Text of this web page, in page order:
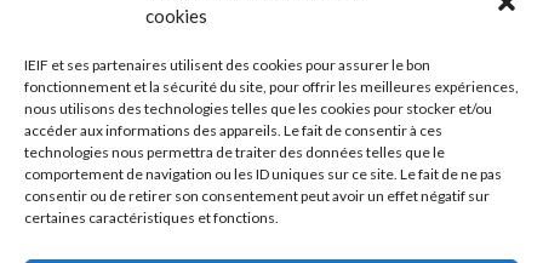
cookies
IEIF et ses partenaires utilisent des cookies pour assurer le bon
fonctionnement et la sécurité du site, pour offrir les meilleures expériences,
nous utilisons des technologies telles que les cookies pour stocker et/ou
accéder aux informations des appareils. Le fait de consentir à ces
technologies nous permettra de traiter des données telles que le
comportement de navigation ou les ID uniques sur ce site. Le fait de ne pas
consentir ou de retirer son consentement peut avoir un effet négatif sur
certaines caractéristiques et fonctions.
Prénom*
E-mail*